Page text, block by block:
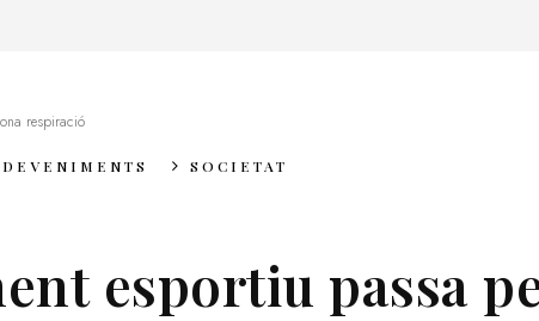
respiració
SOCIETAT
esportiu passa